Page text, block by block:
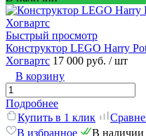
Быстрый просмотр
Конструктор LEGO Harry
Хогвартс 17 000 руб. / шт
В корзину
Подробнее
Купить в 1 клик
В избранное
В наличии